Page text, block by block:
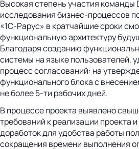
Высокая степень участия команды
исследования бизнес-процессов
«1С‑Рарус» в кратчайшие сроки
функциональную архитектуру
Благодаря созданию
системы на языке пользователей,
процесс согласований: на
функционального блока с
не более 5-ти рабочих дней.
В процессе проекта выявлено
требований к реализации проекта
доработок для удобства работы
сокращения времени выполнения